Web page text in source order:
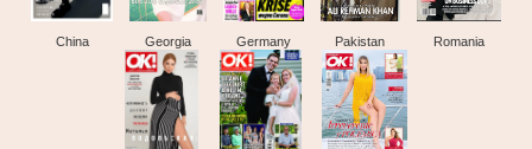
China Georgia Germany Pakistan Romania